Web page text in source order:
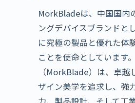
MorkBladeは、中国国内
ングデバイスブランドと
に究極の製品と優れた体
ことを使命としています
（MorkBlade）は、卓越
ザイン美学を追求し、強